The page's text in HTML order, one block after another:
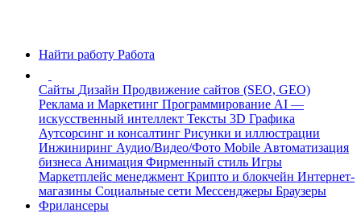
Найти работу Работа
Сайты Дизайн Продвижение сайтов (SEO, GEO)
Реклама и Маркетинг Программирование AI —
искусственный интеллект Тексты 3D Графика
Аутсорсинг и консалтинг Рисунки и иллюстрации
Инжиниринг Аудио/Видео/Фото Mobile Автоматизация
бизнеса Анимация Фирменный стиль Игры
Маркетплейс менеджмент Крипто и блокчейн Интернет-
магазины Социальные сети Мессенджеры Браузеры
Фрилансеры